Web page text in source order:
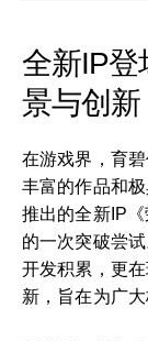
全新IP
景与创新
在游戏界，育
丰富的作品和
推出的全新IP
的一次突破尝
开发积累，更
新，旨在为广